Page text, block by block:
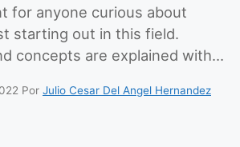
for anyone curious about
starting out in this field.
concepts are explained with…
Por Julio Cesar Del Angel Hernandez